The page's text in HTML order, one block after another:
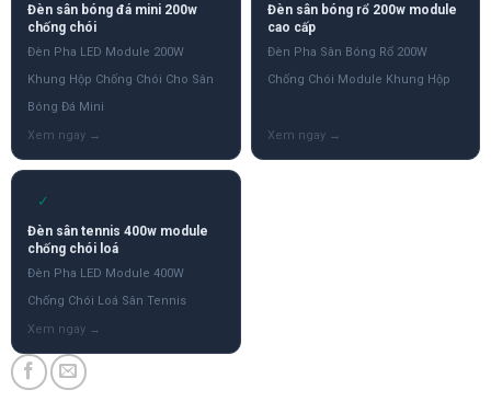
Đèn sân bóng đá mini 200w
chống chói
Đèn Pha LED Module 200W
Khung Hộp Chống Chói Cho Sân
Bóng Đá Mini
Đèn sân bóng rổ 200w module
cao cấp
Đèn Pha Sân Bóng Rổ 200W
Chống Chói Module Khung Hộp
✓
Đèn sân tennis 400w module
chống chói loá
Đèn Pha LED Module 400W
Chống Chói Loá Sân Tennis